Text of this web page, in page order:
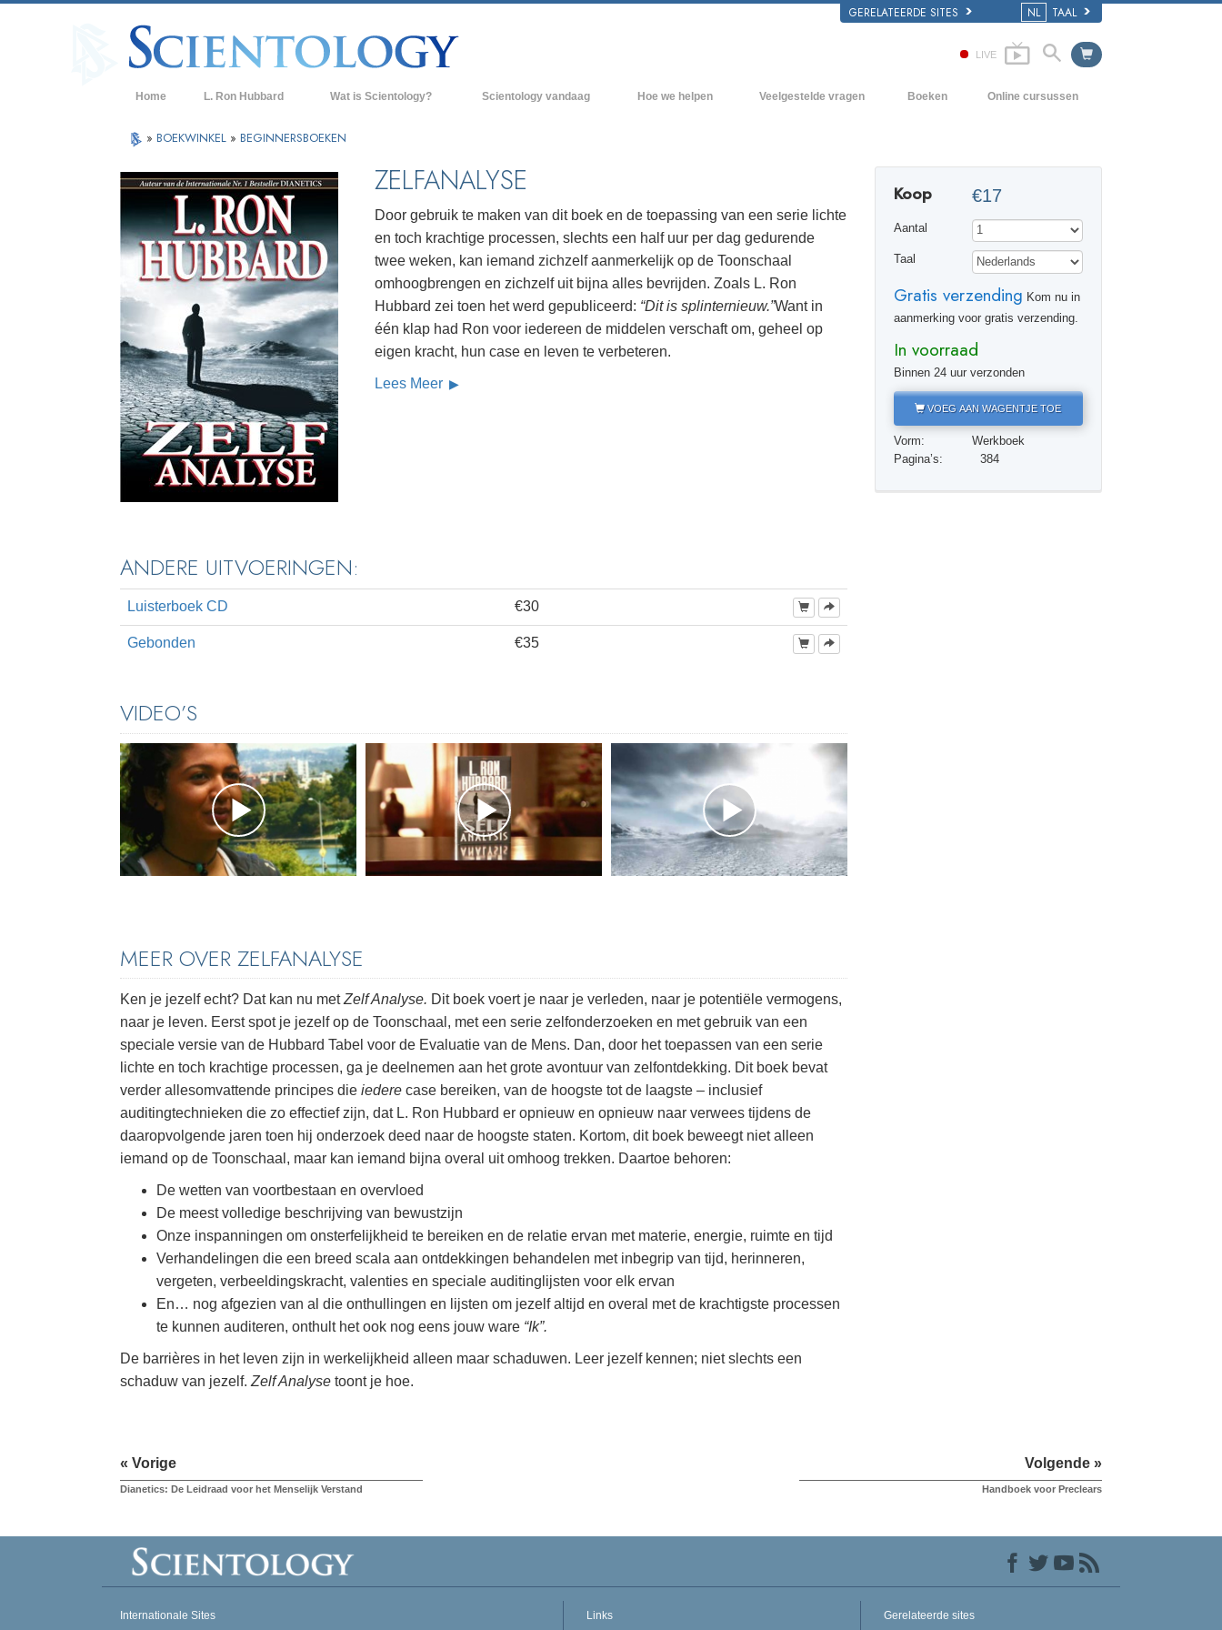
GERELATEERDE SITES NL TAAL
LIVE
Home L. Ron Hubbard Wat is Scientology?
Maak kennis met een scientoloog
Binnen in een Kerk
De Grondbeginselen van Scientology
Een Inleiding tot Dianetics
Liefde en Haat –
Wat is Grootheid?
Scientology vandaag
Flag Land Base
Freewinds
Scientology beschikbaar maken voor de
hele wereld
David Miscavige - Kerkelijk Leider van
Scientology
Hoe we helpen Veelgestelde vragen
De organisatie van Scientology
Boeken
Luisterboeken
Introductielezingen
Films
Online cursussen
De Drijfveren van het Bestaan
De Componenten van Begrip
Oplossingen voor een Gevaarlijke
Integriteit en Eerlijkheid
Het Huwelijk
Oplossingen voor het Drugsprobleem
Kinderen
» BOEKWINKEL » BEGINNERSBOEKEN
ZELFANALYSE
Door gebruik te maken van dit boek en de toepassing van een serie lichte
en toch krachtige processen, slechts een half uur per dag gedurende
twee weken, kan iemand zichzelf aanmerkelijk op de Toonschaal
omhoogbrengen en zichzelf uit bijna alles bevrijden. Zoals L. Ron
Hubbard zei toen het werd gepubliceerd: “Dit is splinternieuw.”Want in
één klap had Ron voor iedereen de middelen verschaft om, geheel op
eigen kracht, hun case en leven te verbeteren.
Lees Meer
Koop €17
Aantal
Taal
Gratis verzending Kom nu in
aanmerking voor gratis verzending.
In voorraad
Binnen 24 uur verzonden
VOEG AAN WAGENTJE TOE
Vorm:
Werkboek
Pagina’s:
384
ANDERE UITVOERINGEN:
Luisterboek CD €30
Gebonden €35
VIDEO’S
MEER OVER ZELFANALYSE
Ken je jezelf echt? Dat kan nu metZelf Analyse. Dit boek voert je naar je verleden, naar je potentiële vermogens,
naar je leven. Eerst spot je jezelf op de Toonschaal, met een serie zelfonderzoeken en met gebruik van een
speciale versie van de Hubbard Tabel voor de Evaluatie van de Mens. Dan, door het toepassen van een serie
lichte en toch krachtige processen, ga je deelnemen aan het grote avontuur van zelfontdekking. Dit boek bevat
verder allesomvattende principes die iedere case bereiken, van de hoogste tot de laagste – inclusief
auditingtechnieken die zo effectief zijn, dat L. Ron Hubbard er opnieuw en opnieuw naar verwees tijdens de
daaropvolgende jaren toen hij onderzoek deed naar de hoogste staten. Kortom, dit boek beweegt niet alleen
iemand op de Toonschaal, maar kan iemand bijna overal uit omhoog trekken. Daartoe behoren:
De wetten van voortbestaan en overvloed
De meest volledige beschrijving van bewustzijn
Onze inspanningen om onsterfelijkheid te bereiken en de relatie ervan met materie, energie, ruimte en tijd
Verhandelingen die een breed scala aan ontdekkingen behandelen met inbegrip van tijd, herinneren,
vergeten, verbeeldingskracht, valenties en speciale auditinglijsten voor elk ervan
En… nog afgezien van al die onthullingen en lijsten om jezelf altijd en overal met de krachtigste processen
te kunnen auditeren, onthult het ook nog eens jouw ware “Ik”.
De barrières in het leven zijn in werkelijkheid alleen maar schaduwen. Leer jezelf kennen; niet slechts een
schaduw van jezelf. Zelf Analyse toont je hoe.
« Vorige
Dianetics: De Leidraad voor het Menselijk Verstand
Volgende »
Handboek voor Preclears
Internationale Sites Links Gerelateerde sites